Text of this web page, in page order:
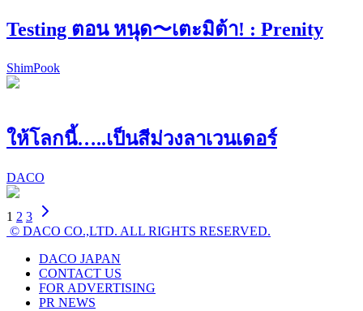
Testing ตอน หนุด〜เตะมิต้า! : Prenity
ShimPook
ให้โลกนี้…..เป็นสีม่วงลาเวนเดอร์
DACO
1 2 3
© DACO CO.,LTD. ALL RIGHTS RESERVED.
DACO JAPAN
CONTACT US
FOR ADVERTISING
PR NEWS